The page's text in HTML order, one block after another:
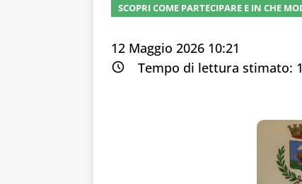
SCOPRI COME PARTECIPARE E IN CHE
12 Maggio 2026 10:21
Tempo di lettura stimato: